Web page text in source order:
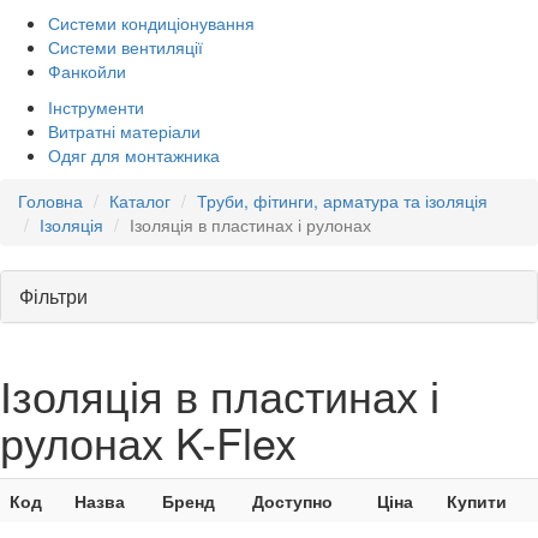
Системи кондиціонування
Системи вентиляції
Фанкойли
Інструменти
Витратні матеріали
Одяг для монтажника
Головна
Каталог
Труби, фітинги, арматура та ізоляція
Ізоляція
Ізоляція в пластинах і рулонах
Фільтри
Ізоляція в пластинах і
рулонах K-Flex
Код Назва Бренд Доступно Ціна Купити